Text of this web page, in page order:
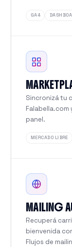
GA4
Sincronizá tu
panel.
MERCADO LIBRE
MAILING
Recuperá
bienvenida
Flujos de